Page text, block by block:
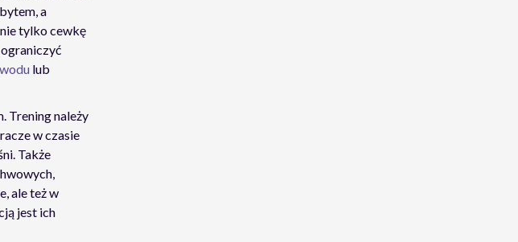
a
tylko cewkę
lub
Trening należy
w czasie
Także
ale też w
jest ich